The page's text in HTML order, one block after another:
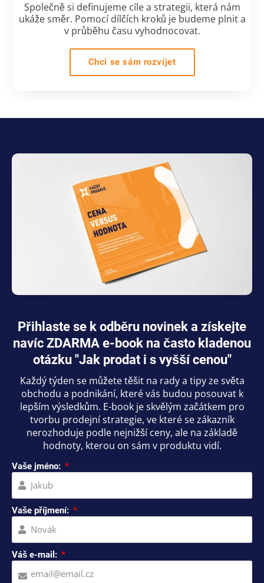
Společně si definujeme cíle a strategii, která nám
ukáže směr. Pomocí dílčích kroků je budeme plnit a
v průběhu času vyhodnocovat.
Chci se sám rozvíjet
Přihlaste se k odběru novinek a získejte
navíc ZDARMA e-book na často kladenou
otázku "Jak prodat i s vyšší cenou"
Každý týden se můžete těšit na rady a tipy ze světa
obchodu a podnikání, které vás budou posouvat k
lepším výsledkům. E-book je skvělým začátkem pro
tvorbu prodejní strategie, ve které se zákazník
nerozhoduje podle nejnižší ceny, ale na základě
hodnoty, kterou on sám v produktu vidí.
Vaše jméno:
Vaše příjmení:
Váš e-mail: